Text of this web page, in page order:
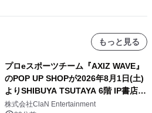
もっと見る
プロeスポーツチーム『AXIZ WAVE』
のPOP UP SHOPが2026年8月1日(土)
よりSHIBUYA TSUTAYA 6階 IP書店で
開催決定！！
株式会社ClaN Entertainment